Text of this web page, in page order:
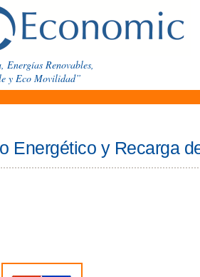
Energías Renovables,
y Eco Movilidad”
Energético y Recarga